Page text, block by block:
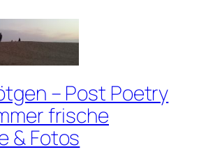
– Post Poetry
frische
& Fotos